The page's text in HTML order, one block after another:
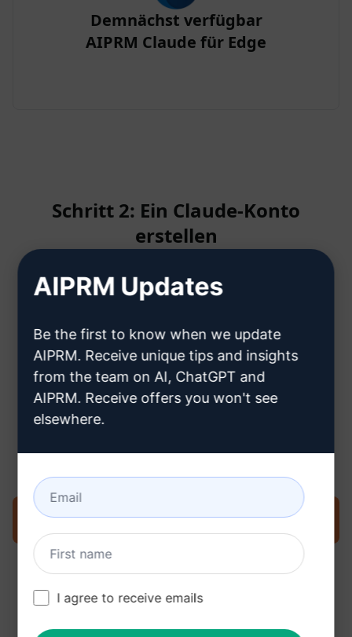
Demnächst verfügbar
AIPRM Claude für Edge
Schritt 2: Ein Claude-Konto
erstellen
Hier erfahren Sie, wie Sie ein
Claude-Konto erstellen können
Schritt 3: Verwenden Sie den
Prompt in Ihrem Claude
Prompt jetzt in Claude ausprobieren
AIPRM Updates
Be the first to know when we update
AIPRM. Receive unique tips and insights
from the team on AI, ChatGPT and
AIPRM. Receive offers you won't see
elsewhere.
I agree to receive emails